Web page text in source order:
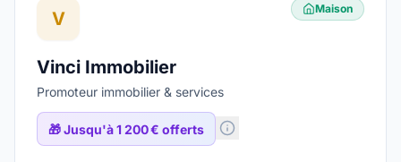
V Maison
Vinci Immobilier
Promoteur immobilier & services
🎁Jusqu'à 1 200 € offerts